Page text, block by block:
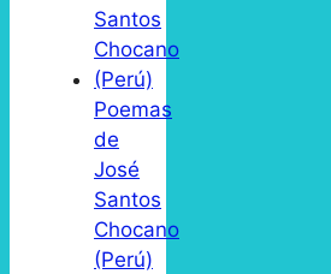
Poemas
de
José
Santos
Chocano
(Perú)